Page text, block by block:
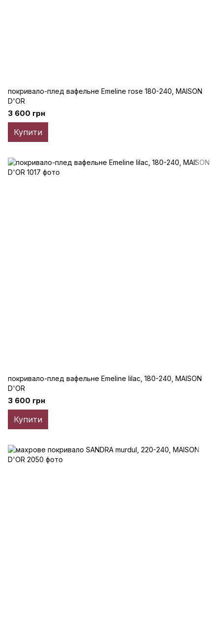
покривало-плед вафельне Emeline rose 180-240, MAISON
D'OR
3 600 грн
Купити
покривало-плед вафельне Emeline lilac, 180-240, MAISON
D'OR
3 600 грн
Купити